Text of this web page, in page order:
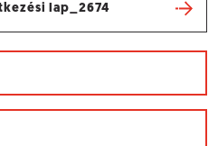
lap_2674